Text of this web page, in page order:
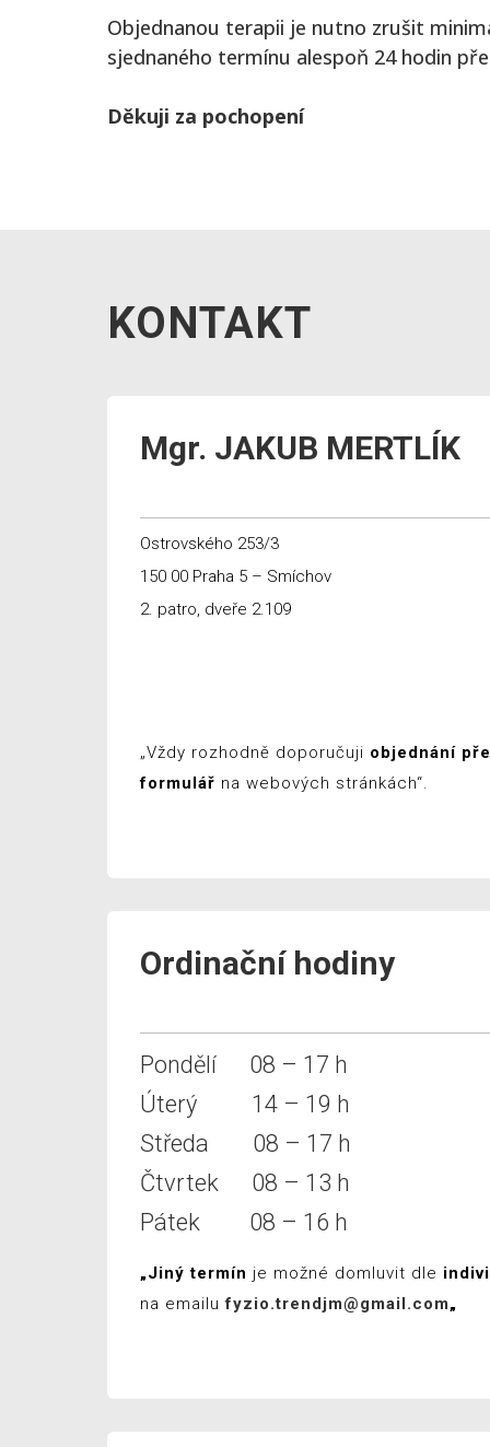
Objednanou terapii je nutno zrušit
sjednaného termínu alespoň 24 hodin
Děkuji za pochopení
KONTAKT
Mgr. JAKUB MERTLÍK
Ostrovského 253/3
150 00 Praha 5 – Smíchov
2. patro, dveře 2.109
„Vždy rozhodně doporučuji objednání
formulář na webových stránkách“.
Ordinační hodiny
Pondělí 08 – 17 h
Úterý 14 – 19 h
Středa 08 – 17 h
Čtvrtek 08 – 13 h
Pátek 08 – 16 h
„Jiný termín je možné domluvit dle
na emailufyzio.trendjm@gmail.com„